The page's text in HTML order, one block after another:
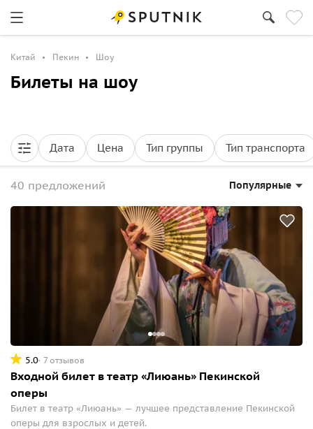
Китай Пекин Шоу
Билеты на шоу
Дата Цена Тип группы Тип транспорта
40 предложений Популярные
5.0 7 отзывов
Входной билет в театр «Лиюань» Пекинской
оперы
Билет в театр «Лиюань» — лучшее представление Пекинской
оперы для взрослых и детей.